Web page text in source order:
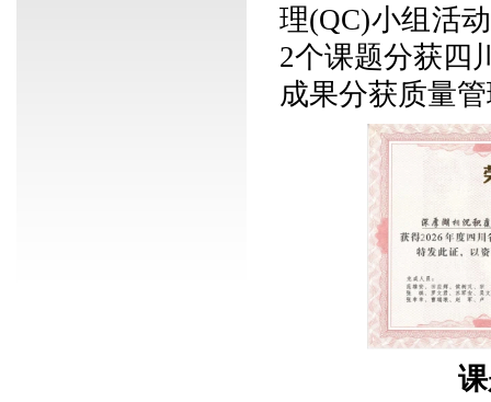
理(QC)小组活
2个课题分获四
成果分获质量